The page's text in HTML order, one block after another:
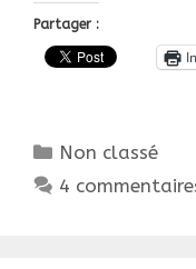
EK
15,
et
rare
Partager :
Catégories
Non classé
4